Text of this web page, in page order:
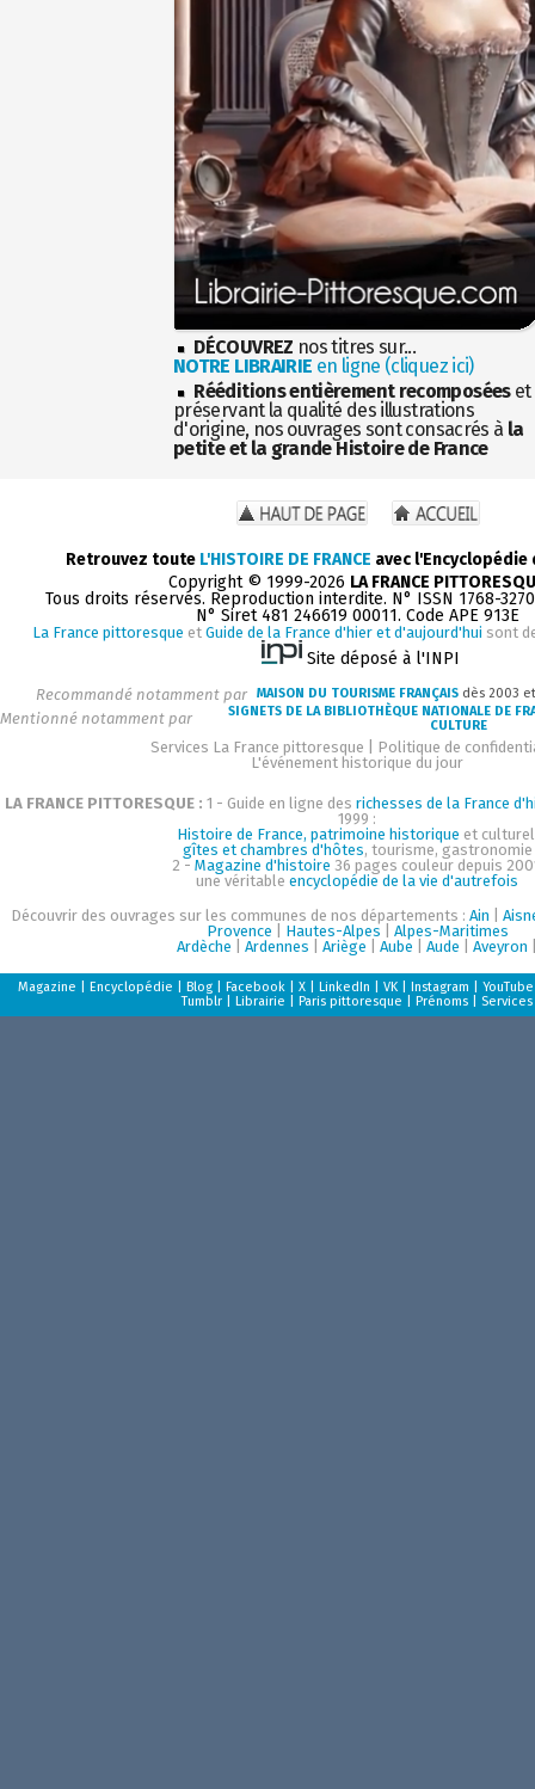
DÉCOUVREZ nos titres sur...
NOTRE LIBRAIRIE en ligne (cliquez ici)
Rééditions entièrement recomposéeset
préservant la qualité des illustrations
d'origine, nos ouvrages sont consacrés à la
petite et la grande Histoire de France
Retrouvez toute L'HISTOIRE DE FRANCE avec
Copyright © 1999-2026 LA FRANCE
Tous droits réservés. Reproduction interdite. N° ISSN 1768-
N° Siret 481 246619 00011. Code APE 913E
La France pittoresque et Guide de la France d'hier et d'aujourd'hui sont
Site déposé à l'INPI
Recommandé notamment par MAISON DU TOURISME FRANÇAIS dès 2003
Mentionné notamment par
SIGNETS DE LA BIBLIOTHÈQUE NATIONALE DE
CULTURE
Services La France pittoresque
Politique de
L'événement historique du jour
LA FRANCE PITTORESQUE : 1 - Guide en ligne des richesses de la France
1999 :
Histoire de France, patrimoine historique et
gîtes et chambres d'hôtes, tourisme, gastronomie
2 - Magazine d'histoire 36 pages couleur depuis
une véritableencyclopédie de la vie d'autrefois
Découvrir des ouvrages sur les communes de nos départements :Ain |
Provence
Hautes-Alpes
Alpes-Maritimes
Ardèche |Ardennes |Ariège |Aube |Aude |Aveyron
Magazine |Encyclopédie |Blog |Facebook |X |LinkedIn |VK |Instagram |YouTube
Tumblr |Librairie |Paris pittoresque |Prénoms Services